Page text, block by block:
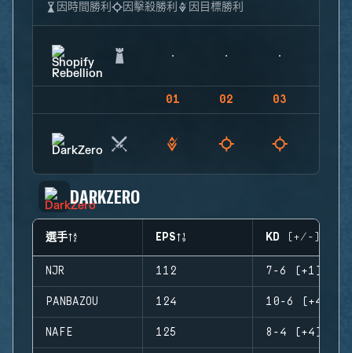
因時間勝利 因擊殺勝利 因目標勝利
01 02 03
DARKZERO
選手 EPS KD (+/-)
NJR 112 7-6 (+1)
PANBAZOU 124 10-6 (+4)
NAFE 125 8-4 (+4)